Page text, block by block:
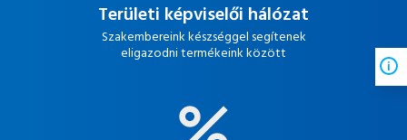
Területi képviselői hálózat
Szakembereink készséggel segítenek
eligazodni termékeink között